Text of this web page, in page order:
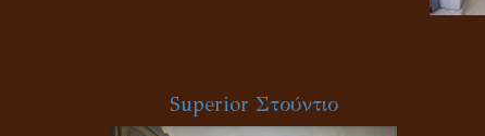
Superior Στούντιο